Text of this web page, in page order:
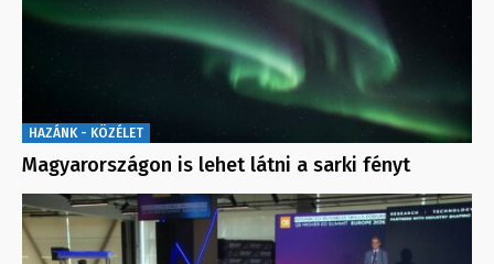
HAZÁNK - KÖZÉLET
Magyarországon is lehet látni a sarki fényt